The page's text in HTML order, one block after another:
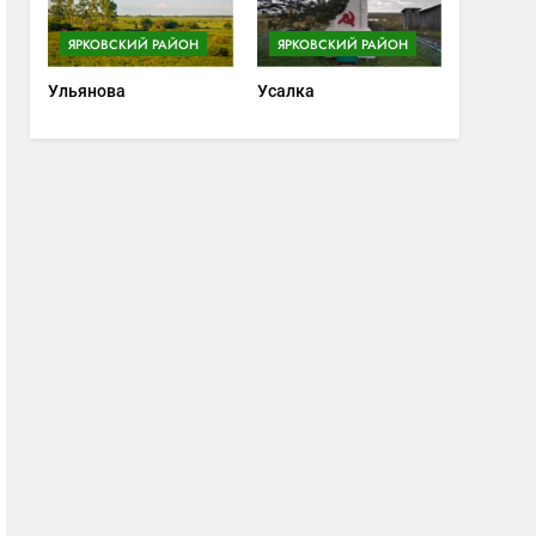
ЯРКОВСКИЙ РАЙОН
Ульянова
ЯРКОВСКИЙ РАЙОН
Усалка